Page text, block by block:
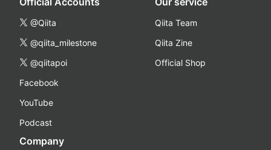
@Qiita
@qiita_milestone
@qiitapoi
Facebook
YouTube
Podcast
Qiita Team
Qiita Zine
Official Shop
Company